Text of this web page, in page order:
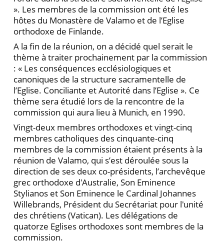
». Les membres de la commission ont été les
hôtes du Monastère de Valamo et de l’Eglise
orthodoxe de Finlande.
A la fin de la réunion, on a décidé quel serait le
thème à traiter prochainement par la commission
: « Les conséquences ecclésiologiques et
canoniques de la structure sacramentelle de
l’Eglise. Conciliante et Autorité dans l’Eglise ». Ce
thème sera étudié lors de la rencontre de la
commission qui aura lieu à Munich, en 1990.
Vingt-deux membres orthodoxes et vingt-cinq
membres catholiques des cinquante-cinq
membres de la commission étaient présents à la
réunion de Valamo, qui s’est déroulée sous la
direction de ses deux co-présidents, l’archevêque
grec orthodoxe d'Australie, Son Eminence
Stylianos et Son Eminence le Cardinal Johannes
Willebrands, Président du Secrétariat pour l'unité
des chrétiens (Vatican). Les délégations de
quatorze Eglises orthodoxes sont membres de la
commission.